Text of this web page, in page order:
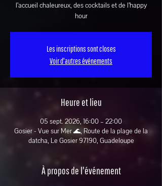
l’accueil chaleureux, des cocktails et de l’happy
hour
Les inscriptions sont closes
Voir d'autres événements
Heure et lieu
05 sept. 2026, 16:00 – 22:00
Gosier - Vue sur Mer 🌊, Route de la plage de la
datcha, Le Gosier 97190, Guadeloupe
À propos de l'événement